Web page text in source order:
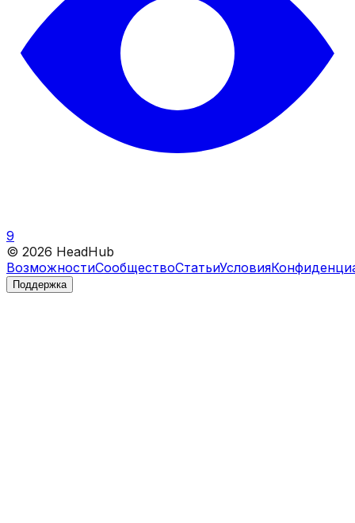
9
© 2026 HeadHub
ВозможностиСообществоСтатьиУсловия
Поддержка